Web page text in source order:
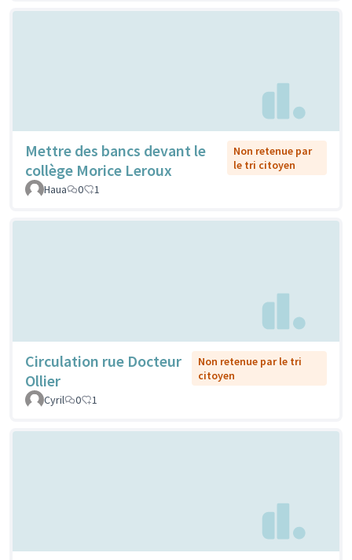
Mettre des bancs devant le
collège Morice Leroux
Non retenue par
le tri citoyen
Haua
0 1
Circulation rue Docteur
Ollier
Non retenue par le tri
citoyen
Cyril
0 1